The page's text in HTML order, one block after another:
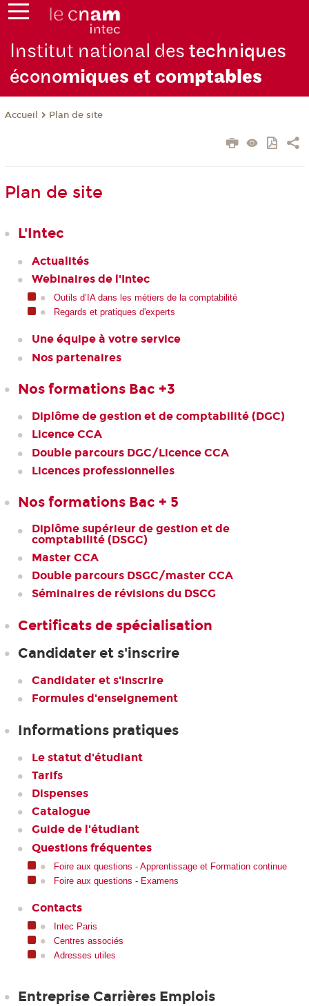
Institut national destechniques
économiques et comptables
Accueil Plan de site
Plan de site
L'Intec
Actualités
Webinaires de l'Intec
Outils d’IA dans les métiers de la comptabilité
Regards et pratiques d'experts
Une équipe à votre service
Nos partenaires
Nos formations Bac +3
Diplôme de gestion et de comptabilité (DGC)
Licence CCA
Double parcours DGC/Licence CCA
Licences professionnelles
Nos formations Bac + 5
Diplôme supérieur de gestion et de
comptabilité (DSGC)
Master CCA
Double parcours DSGC/master CCA
Séminaires de révisions du DSCG
Certificats de spécialisation
Candidater et s'inscrire
Candidater et s'inscrire
Formules d'enseignement
Informations pratiques
Le statut d'étudiant
Tarifs
Dispenses
Catalogue
Guide de l'étudiant
Questions fréquentes
Foire aux questions - Apprentissage et Formation continue
Foire aux questions - Examens
Contacts
Intec Paris
Centres associés
Adresses utiles
Entreprise Carrières Emplois